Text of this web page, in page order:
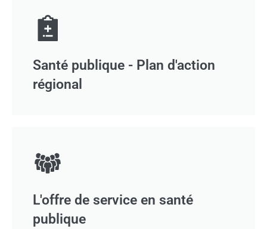
Santé publique - Plan d'action
régional
L'offre de service en santé
publique